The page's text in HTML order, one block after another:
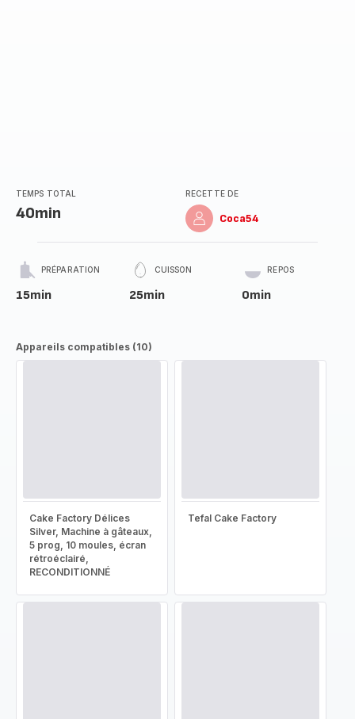
TEMPS TOTAL
40min
RECETTE DE
Coca54
PRÉPARATION
15min
CUISSON
25min
REPOS
0min
Appareils compatibles (10)
Cake Factory Délices
Silver, Machine à gâteaux,
5 prog, 10 moules, écran
rétroéclairé,
RECONDITIONNÉ
Tefal Cake Factory